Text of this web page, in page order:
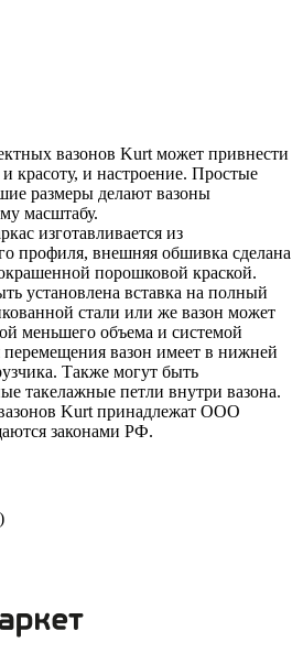
вазонов Kurt может привнести
красоту, и настроение. Простые
размеры делают вазоны
масштабу.
изготавливается из
профиля, внешняя обшивка сделана
порошковой краской.
установлена вставка на полный
стали или же вазон может
меньшего объема и системой
вазон имеет в нижней
Также могут быть
такелажные петли внутри вазона.
Kurt принадлежат ООО
законами РФ.